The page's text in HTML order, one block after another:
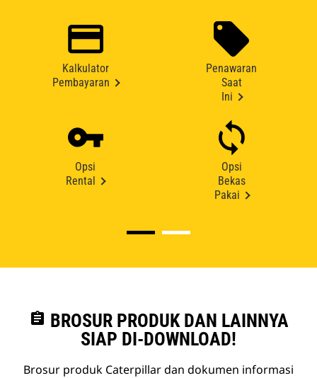
Kalkulator
Pembayaran
Penawaran
Saat
Ini
Opsi
Rental
Opsi
Bekas
Pakai
assignment BROSUR PRODUK DAN LAINNYA
SIAP DI-DOWNLOAD!
Brosur produk Caterpillar dan dokumen informasi